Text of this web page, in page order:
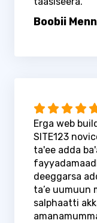
Boobii
Erga web
SITE123
ta'ee adda
deeggarsa
ta’e uumuun
salphaatti